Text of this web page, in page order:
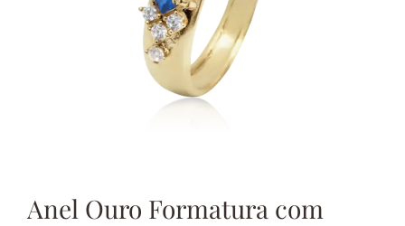
Anel Ouro Formatura com